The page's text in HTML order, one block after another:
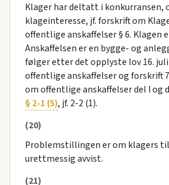
Klager har deltatt i konkurransen,
klageinteresse, jf. forskrift om
offentlige anskaffelser § 6. Klagen
Anskaffelsen er en bygge- og
følger etter det opplyste lov 16. juli
offentlige anskaffelser og forskrift
om offentlige anskaffelser del I og
§ 2-1 (5), jf. 2-2 (1).
(20)
Problemstillingen er om klagers
urettmessig avvist.
(21)